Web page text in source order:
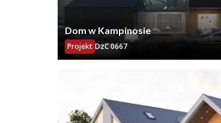
Dom w Kampinosie
Projekt DzC 0667